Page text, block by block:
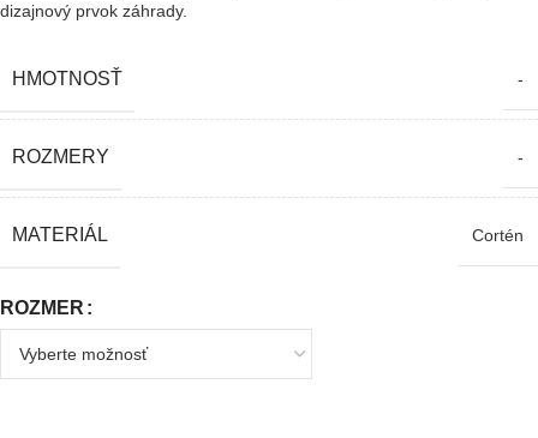
dizajnový prvok záhrady.
HMOTNOSŤ -
ROZMERY -
MATERIÁL Cortén
ROZMER